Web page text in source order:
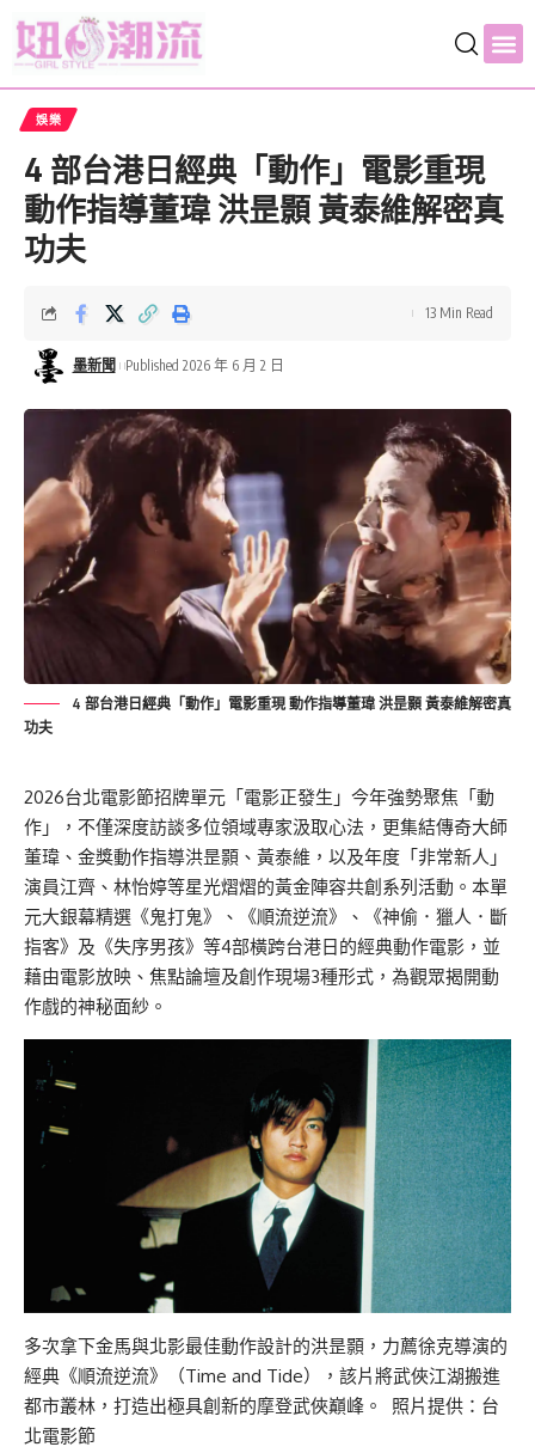
娛樂
4 部台港日經典「動作」電影重現
動作指導董瑋 洪昰顥 黃泰維解密真
功夫
墨新聞 Published 2026 年 6 月 2 日
13 Min Read
4 部台港日經典「動作」電影重現 動作指導董瑋 洪昰顥 黃泰維解密真
功夫
2026台北電影節招牌單元「電影正發生」今年強勢聚焦「動
作」，不僅深度訪談多位領域專家汲取心法，更集結傳奇大師
董瑋、金獎動作指導洪昰顥、黃泰維，以及年度「非常新人」
演員江齊、林怡婷等星光熠熠的黃金陣容共創系列活動。本單
元大銀幕精選《鬼打鬼》、《順流逆流》、《神偷．獵人．斷
指客》及《失序男孩》等4部橫跨台港日的經典動作電影，並
藉由電影放映、焦點論壇及創作現場3種形式，為觀眾揭開動
作戲的神秘面紗。
多次拿下金馬與北影最佳動作設計的洪昰顥，力薦徐克導演的
經典《順流逆流》（Time and Tide），該片將武俠江湖搬進
都市叢林，打造出極具創新的摩登武俠巔峰。 照片提供：台
北電影節